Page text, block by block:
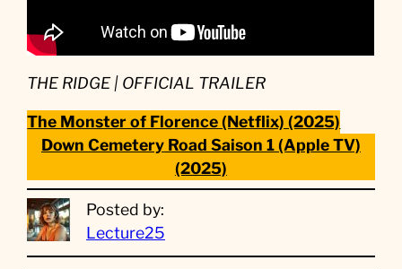
THE RIDGE | OFFICIAL TRAILER
The Monster of Florence (Netflix) (2025)
Down Cemetery Road Saison 1 (Apple TV)
(2025)
Posted by:
Lecture25